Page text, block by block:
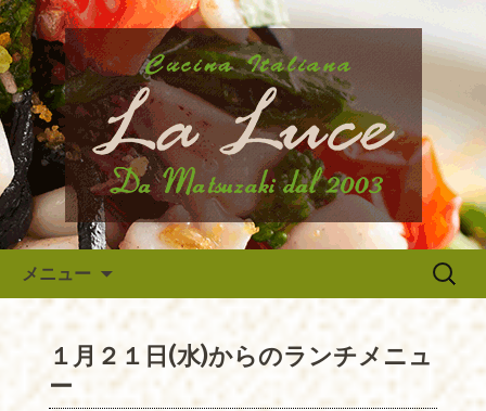
府中のイタリア料理『ラ・ルー
チェ』の最新情報
府中市、国分寺、調布などから近いイ
タリア料理『ラ・ルーチェ』のブログ
です。旬の食材の入荷情報や、新メニ
ュー・限定メニューなどの最新情報、
アルバイトさんや調理スタッフの求人
情報まで幅広く当店の情報をお届けい
たします。
メニュー
検
１月２１日(水)からのランチメニュ
ー